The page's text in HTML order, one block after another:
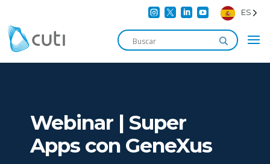
    ES
Webinar | Super
Apps con GeneXus